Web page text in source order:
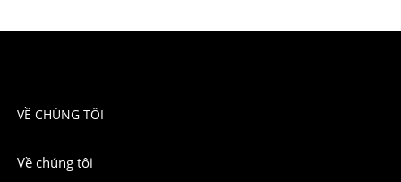
VỀ CHÚNG TÔI
Về chúng tôi